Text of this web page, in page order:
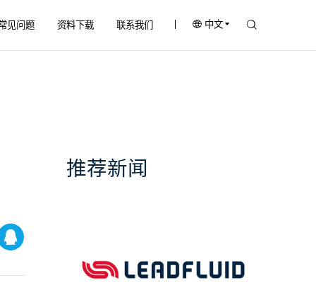
见问题 资料下载 联系我们 中文
推荐新闻